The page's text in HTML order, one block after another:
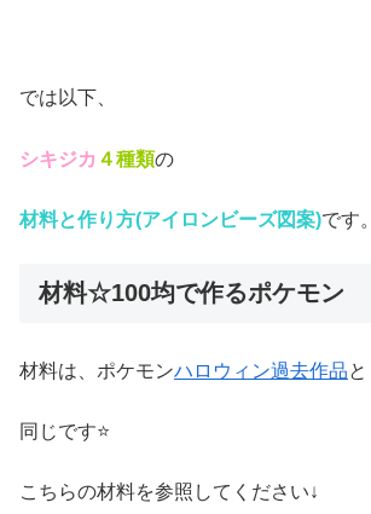
では以下、
シキジカ ４種類の
材料と作り方(アイロンビーズ図案)です。
材料☆100均で作るポケモン
材料は、ポケモンハロウィン過去作品と
同じです⭐
こちらの材料を参照してください↓